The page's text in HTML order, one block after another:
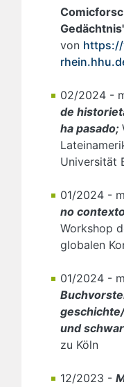
von
02/2024 -
de
ha pasado;
Universität
01/2024 -
no
Workshop
globalen
01/2024 -
und
zu Köln
12/2023 -